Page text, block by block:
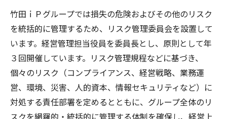
竹田ｉＰグループでは損失の危険およびその他のリスク
を統括的に管理するため、リスク管理委員会を設置して
います。経営管理担当役員を委員長とし、原則として年
３回開催しています。リスク管理規程などに基づき、
個々のリスク（コンプライアンス、経営戦略、業務運
営、環境、災害、人的資本、情報セキュリティなど）に
対処する責任部署を定めるとともに、グループ全体のリ
スクを網羅的・統括的に管理する体制を確保し、経営上